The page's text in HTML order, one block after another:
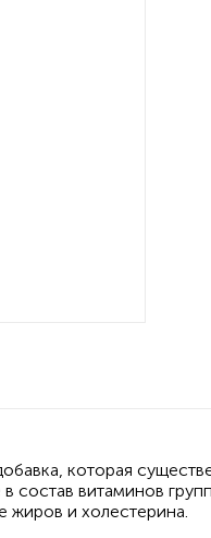
которая
состав витаминов
жиров и холестерина.